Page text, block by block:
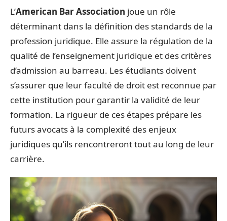
L’American Bar Association joue un rôle
déterminant dans la définition des standards de la
profession juridique. Elle assure la régulation de la
qualité de l’enseignement juridique et des critères
d’admission au barreau. Les étudiants doivent
s’assurer que leur faculté de droit est reconnue par
cette institution pour garantir la validité de leur
formation. La rigueur de ces étapes prépare les
futurs avocats à la complexité des enjeux
juridiques qu’ils rencontreront tout au long de leur
carrière.